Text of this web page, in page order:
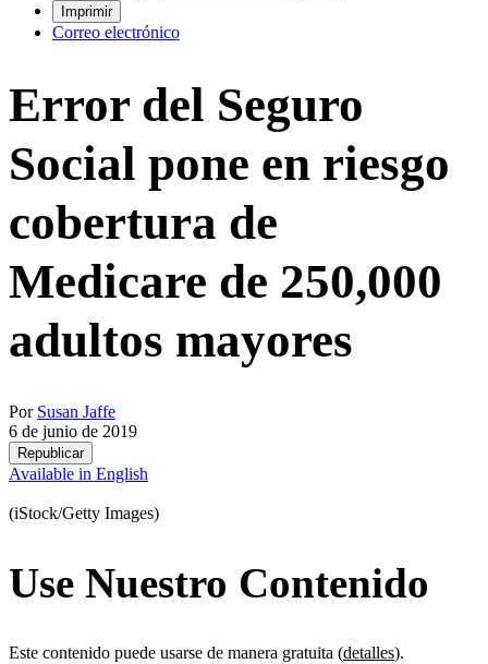
Imprimir
Correo electrónico
Error del Seguro
Social pone en riesgo
cobertura de
Medicare de 250,000
adultos mayores
Por Susan Jaffe
6 de junio de 2019
Republicar
Available in English
(iStock/Getty Images)
Use Nuestro Contenido
Este contenido puede usarse de manera gratuita (detalles).